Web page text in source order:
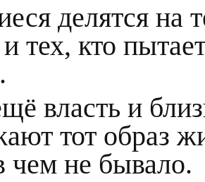
делятся на
тех, кто
власть и
тот образ
чем не бывало.